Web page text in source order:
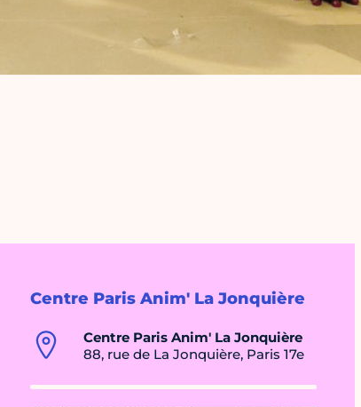
Centre Paris Anim' La Jonquière
Centre Paris Anim' La Jonquière
88, rue de La Jonquière, Paris 17e